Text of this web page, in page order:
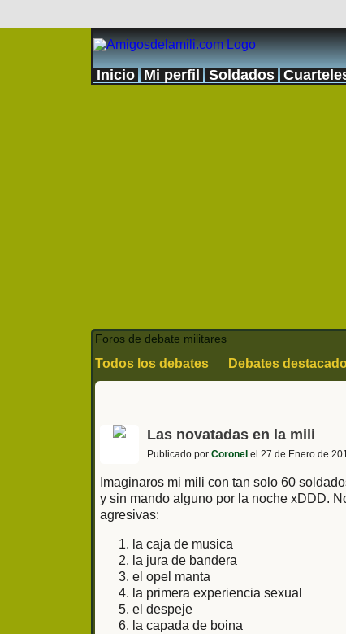
Inicio Mi perfil Soldados
Foros de debate militares
Todos los debates Debates
Sociedad y actualidad
Las novatadas en la mili
Publicado por Coronel el 27 de Enero de
Imaginaros mi mili con tan solo 60
y sin mando alguno por la noche xDDD.
agresivas:
la caja de musica
la jura de bandera
el opel manta
la primera experiencia sexual
el despeje
la capada de boina